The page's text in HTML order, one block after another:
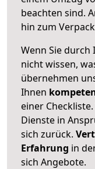
beachten sind.
hin zum
Wenn Sie
nicht wissen,
übernehmen
Ihnen
einer Checkliste.
Dienste in
sich zurück.
Erfahrung in
sich Angebote.